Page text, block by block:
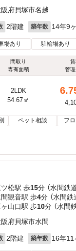
阪府貝塚市名越
2階建 築年数 14年9
場あり 駐輪場あり
間取り
専有面積
管
2LDK
54.67㎡
ペット相談 フ
ツ松駅 歩15分 （水間鉄道
観音駅 歩4分 （水間鉄
ヶ山口駅 歩10分 （水間
阪府貝塚市水間
2階建 築年数 16年11